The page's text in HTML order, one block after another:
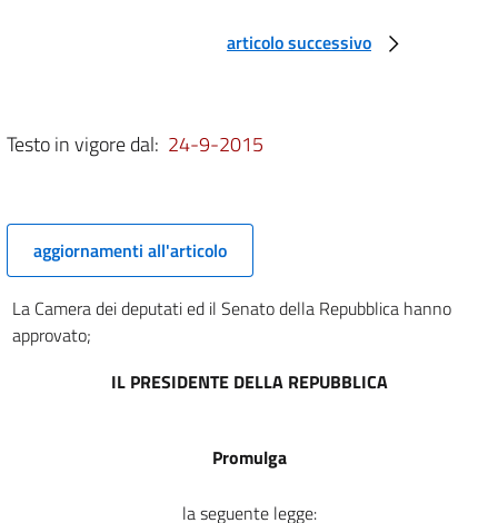
Capo III
8
Capo IV
CONVENZIONI E INCENTIVI
11
12
Capo V
articolo successivo
Testo in vigore dal: 24-9-2015
aggiornamenti all'articolo
La Camera dei deputati ed il Senato della Repubblica hanno
approvato;
IL PRESIDENTE DELLA REPUBBLICA
Promulga
la seguente legge: